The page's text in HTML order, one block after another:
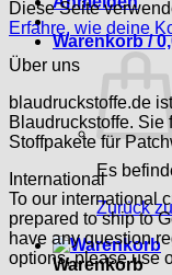
Warenkorb /
Es
Zurück
Warenkorb
Diese Seite
Erfahre, wie deine
Über uns
blaudruckstoffe.de
Blaudruckstoffe. Sie
Stoffpakete für
International
To our international
prepared to ship to
have any question
options, please use